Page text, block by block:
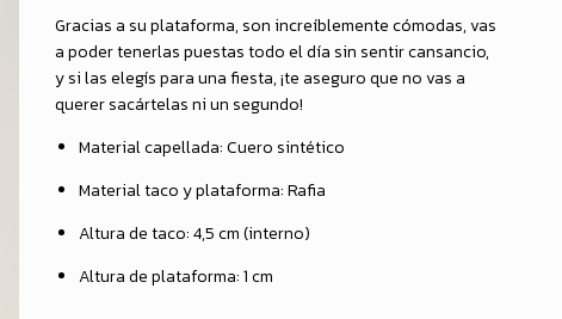
Gracias a su plataforma, son increíblemente cómodas, vas
a poder tenerlas puestas todo el día sin sentir cansancio,
y si las elegís para una fiesta, ¡te aseguro que no vas a
querer sacártelas ni un segundo!
Material capellada: Cuero sintético
Material taco y plataforma: Rafia
Altura de taco: 4,5 cm (interno)
Altura de plataforma: 1 cm